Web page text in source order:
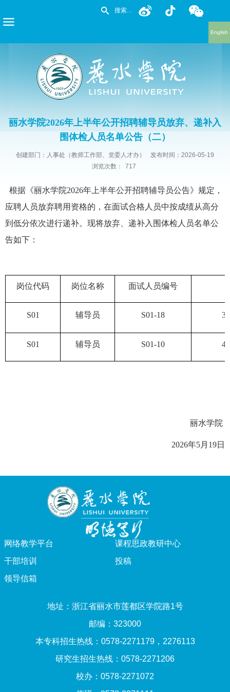
English
丽水学院2026年上半年公开招聘辅导员放弃、递补入
围体检人员名单公告（二）
创建部门：人事处（教师工作部、党委人才办）
发布时间：2026-05-19
浏览次数：
717
根据《丽水学院2026年上半年公开招聘辅导员公告》规定，
应聘人员放弃聘用资格的，在面试合格人员中按成绩从高分
到低分依次进行递补。现将放弃、递补入围体检人员名单公
告如下：
岗位代码 岗位名称 面试人员编号
S01 辅导员 S01-18
S01 辅导员 S01-10
丽水学院
2026年5月19日
网络教学平台
课程思政教研中心
干部培训
投稿
领导信箱
地址：浙江省丽水市莲都区学院路1号
邮编：323000
本专科招生热线：0578-2271179，2276113
研究生招生热线：0578-2271206
校办：0578-2271072